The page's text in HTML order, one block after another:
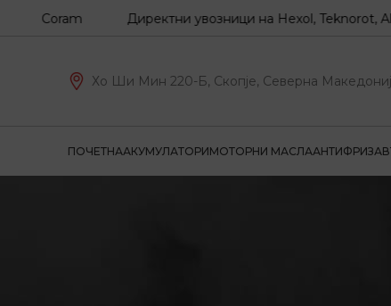
Coram Директни увозници на Hexol, Teknorot,
Хо Ши Мин 220-Б, Скопје, Северна
ПОЧЕТНААКУМУЛАТОРИМОТОРНИ МАСЛААНТИФРИЗ